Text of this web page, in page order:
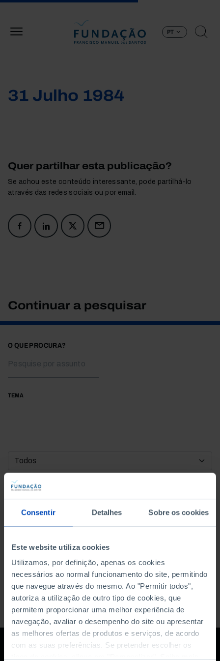
Consentir Detalhes Sobre os cookies
Este website utiliza cookies
Utilizamos, por definição, apenas os cookies
necessários ao normal funcionamento do site, permitindo
que navegue através do mesmo. Ao "Permitir todos",
autoriza a utilização de outro tipo de cookies, que
permitem proporcionar uma melhor experiência de
navegação, avaliar o desempenho do site ou apresentar
as melhores ofertas de produtos e serviços, de acordo
com as suas preferências. Se pretender escolher os
PT
31 Julho 1984
Quer partilhar esta publicação?
Se achou este conteúdo interessante, pode partilhá-lo
através das redes sociais ou por email.
Continuar a pesquisar
O QUE PROCURA?
TEMA
DATA DE INÍCIO
DATA DE FIM